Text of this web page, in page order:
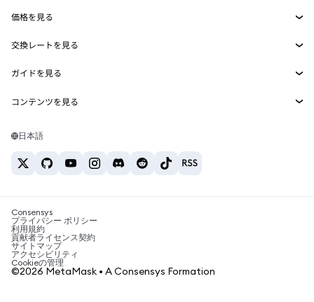
MetaMask Connect
Snaps
Web3サービス
セキュリティ
サポート
キャリア
お問い合わせ
価格を見る
イーサリアムの価格
Solanaの価格
Tetherの価格
交換レートを見る
ETH→USD
USDT→INR
BTC→INR
ETH→USDT
ガイドを見る
ETHの購入
USDTの購入
SHIBの購入
BNBの購入
コンテンツを見る
Solanaウォレット
税制関連ニュース
暗号資産の購入方法は？
ビットコインを売るには？
日本語
Consensys
プライバシー ポリシー
利用規約
貢献者ライセンス契約
サイトマップ
アクセシビリティ
Cookieの管理
©2026 MetaMask • A Consensys Formation